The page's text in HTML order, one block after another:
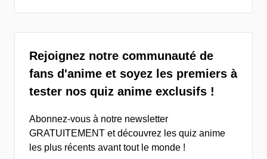
Rejoignez notre communauté de
fans d'anime et soyez les premiers à
tester nos quiz anime exclusifs !
Abonnez-vous à notre newsletter
GRATUITEMENT et découvrez les quiz anime
les plus récents avant tout le monde !